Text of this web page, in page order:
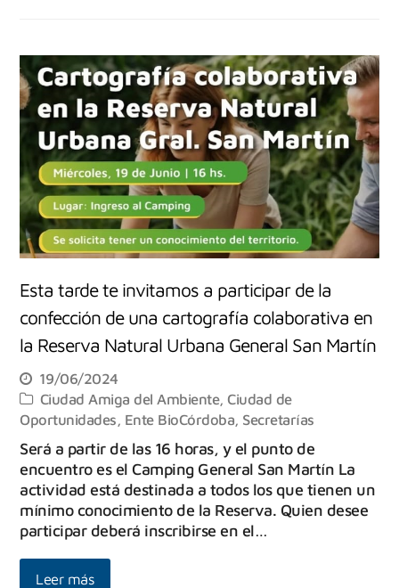
Esta tarde te invitamos a participar de la
confección de una cartografía colaborativa en
la Reserva Natural Urbana General San Martín
19/06/2024
Ciudad Amiga del Ambiente,Ciudad de
Oportunidades, Ente BioCórdoba, Secretarías
Será a partir de las 16 horas, y el punto de
encuentro es el Camping General San Martín La
actividad está destinada a todos los que tienen un
mínimo conocimiento de la Reserva. Quien desee
participar deberá inscribirse en el…
Leer más